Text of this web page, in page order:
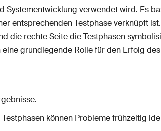
Systementwicklung verwendet wird. Es
entsprechenden Testphase verknüpft
die rechte Seite die Testphasen
grundlegende Rolle für den Erfolg
können Probleme frühzeitig